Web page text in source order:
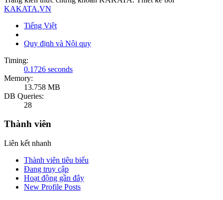
KAKATA.VN
Tiếng Việt
Quy định và Nội quy
Timing:
0.1726 seconds
Memory:
13.758 MB
DB Queries:
28
Thành viên
Liên kết nhanh
Thành viên tiêu biểu
Đang truy cập
Hoạt động gần đây
New Profile Posts